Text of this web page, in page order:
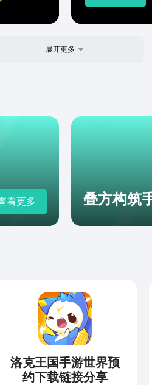
展开更多
看更多 叠方构筑
洛克王国手游世界预
约下载链接分享